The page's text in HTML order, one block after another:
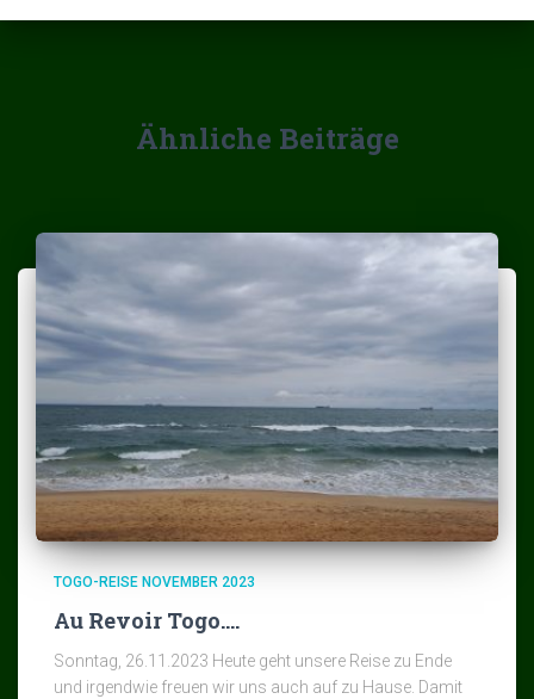
Ähnliche Beiträge
TOGO-REISE NOVEMBER 2023
Au Revoir Togo….
Sonntag, 26.11.2023 Heute geht unsere Reise zu Ende
und irgendwie freuen wir uns auch auf zu Hause. Damit